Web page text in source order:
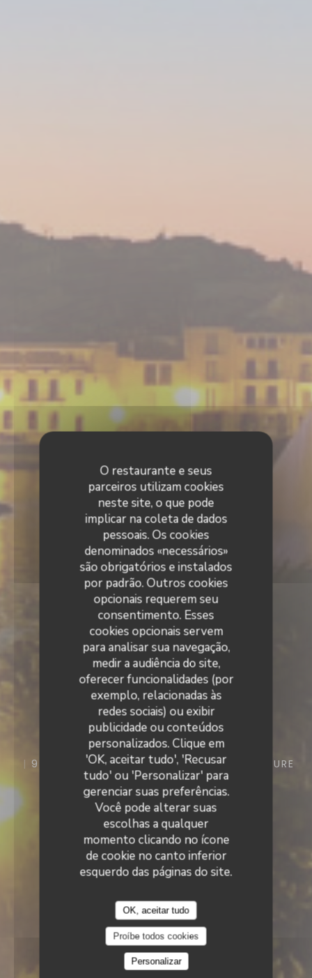
O restaurante e seus
parceiros utilizam cookies
neste site, o que pode
implicar na coleta de dados
pessoais. Os cookies
denominados «necessários»
são obrigatórios e instalados
por padrão. Outros cookies
opcionais requerem seu
consentimento. Esses
cookies opcionais servem
para analisar sua navegação,
medir a audiência do site,
oferecer funcionalidades (por
exemplo, relacionadas às
redes sociais) ou exibir
publicidade ou conteúdos
personalizados. Clique em
'OK, aceitar tudo', 'Recusar
tudo' ou 'Personalizar' para
gerenciar suas preferências.
Você pode alterar suas
escolhas a qualquer
momento clicando no ícone
de cookie no canto inferior
esquerdo das páginas do site.
OK, aceitar tudo
Proíbe todos cookies
Personalizar
Le Neptune
9 ROUTE DE PORT VENDRES 66190 COLLIOURE
Le Neptune